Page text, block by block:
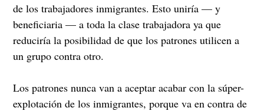
de los trabajadores inmigrantes. Esto uniría — y
beneficiaria — a toda la clase trabajadora ya que
reduciría la posibilidad de que los patrones utilicen a
un grupo contra otro.
Los patrones nunca van a aceptar acabar con la súper-
explotación de los inmigrantes, porque va en contra de